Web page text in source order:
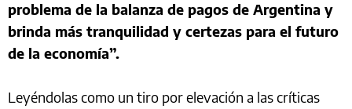
problema de la balanza de pagos de Argentina y
brinda más tranquilidad y certezas para el futuro
de la economía”.
Leyéndolas como un tiro por elevación a las críticas